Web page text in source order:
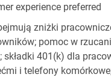
experience preferred
zniżki
pomoc w
składki 401(k) dla
i telefony